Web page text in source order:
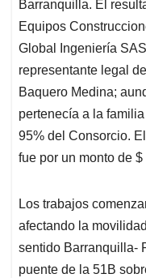
Barranquilla. El
Equipos
Global Ingeniería
representante legal
Baquero Medina;
pertenecía a la
95% del Consorcio.
fue por un monto de
Los trabajos
afectando la
sentido Barranquilla-
puente de la 51B